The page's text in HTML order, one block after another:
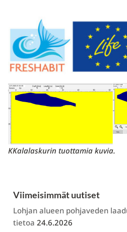
KKalalaskurin tuottamia kuvia.
Viimeisimmät uutiset
Lohjan alueen pohjaveden
tietoa 24.6.2026